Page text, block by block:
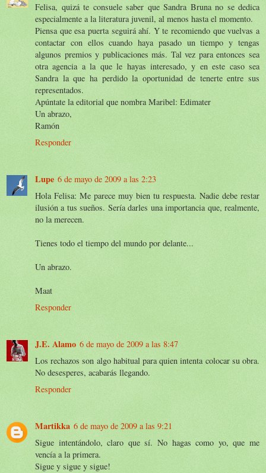
Felisa, quizá te consuele saber que Sandra Bruna no se dedica
especialmente a la literatura juvenil, al menos hasta el momento.
Piensa que esa puerta seguirá ahí. Y te recomiendo que vuelvas a
contactar con ellos cuando haya pasado un tiempo y tengas
algunos premios y publicaciones más. Tal vez para entonces sea
otra agencia a la que le hayas interesado, y en este caso sea
Sandra la que ha perdido la oportunidad de tenerte entre sus
representados.
Apúntate la editorial que nombra Maribel: Edimater
Un abrazo,
Ramón
Responder
Lupe 6 de mayo de 2009 a las 2:23
Hola Felisa: Me parece muy bien tu respuesta. Nadie debe restar
ilusión a tus sueños. Sería darles una importancia que, realmente,
no la merecen.
Tienes todo el tiempo del mundo por delante...
Un abrazo.
Maat
Responder
J.E. Alamo 6 de mayo de 2009 a las 8:47
Los rechazos son algo habitual para quien intenta colocar su obra.
No desesperes, acabarás llegando.
Responder
Martikka 6 de mayo de 2009 a las 9:21
Sigue intentándolo, claro que sí. No hagas como yo, que me
vencía a la primera.
Sigue y sigue y sigue!